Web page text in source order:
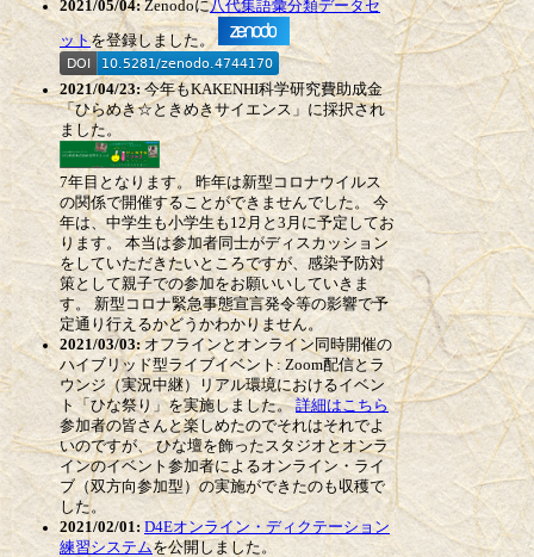
2021/05/04: Zenodoに八代集語彙分類データセ
ットを登録しました。
2021/04/23: 今年もKAKENHI科学研究費助成金
「ひらめき☆ときめきサイエンス」に採択され
ました。
7年目となります。 昨年は新型コロナウイルス
の関係で開催することができませんでした。 今
年は、中学生も小学生も12月と3月に予定してお
ります。 本当は参加者同士がディスカッション
をしていただきたいところですが、感染予防対
策として親子での参加をお願いいしていきま
す。 新型コロナ緊急事態宣言発令等の影響で予
定通り行えるかどうかわかりません。
2021/03/03:オフラインとオンライン同時開催の
ハイブリッド型ライブイベント: Zoom配信とラ
ウンジ（実況中継）リアル環境におけるイベン
ト「ひな祭り」を実施しました。詳細はこちら
参加者の皆さんと楽しめたのでそれはそれでよ
いのですが、 ひな壇を飾ったスタジオとオンラ
インのイベント参加者によるオンライン・ライ
ブ（双方向参加型）の実施ができたのも収穫で
した。
2021/02/01: D4Eオンライン・ディクテーション
練習システムを公開しました。